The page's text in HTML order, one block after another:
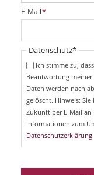
i
c
t
f
P
f
i
E-Mail*
Pflichtfeld
Datenschutz*
Ich stimme zu,
Beantwortung
Daten werden nach
gelöscht. Hinweis:
Zukunft per E-Mail
Informationen zum
Datenschutzerklärung